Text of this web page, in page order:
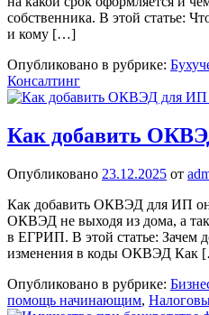
собственника. В этой статье:
и кому […]
Опубликовано в рубрике:
Консалтинг
Как добавить
Опубликовано 23.12.2025 от
Как добавить ОКВЭД для ИП
ОКВЭД не выходя из дома, а
в ЕГРИП. В этой статье: Зачем
изменения в коды ОКВЭД Как
Опубликовано в рубрике:
помощь начинающим,